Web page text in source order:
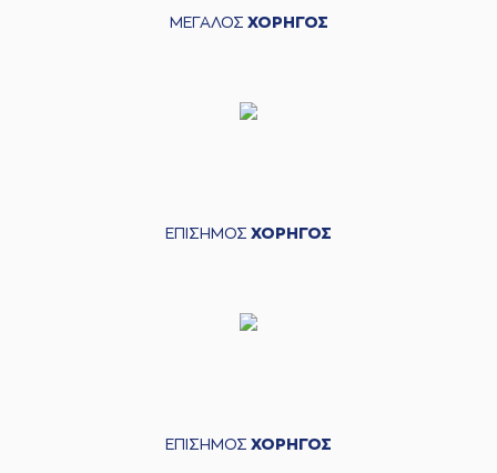
ΜΕΓΑΛΟΣ ΧΟΡΗΓΟΣ
ΕΠΙΣΗΜΟΣ ΧΟΡΗΓΟΣ
ΕΠΙΣΗΜΟΣ ΧΟΡΗΓΟΣ